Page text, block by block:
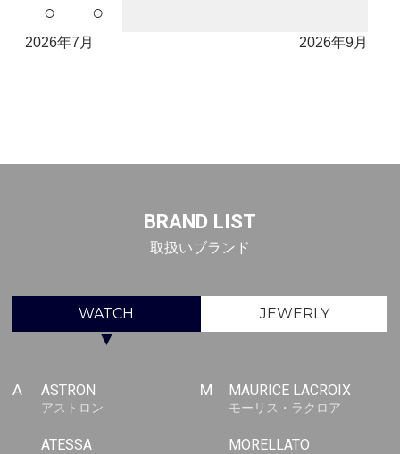
○ ○
2026年7月 2026年9月
BRAND LIST
取扱いブランド
WATCH JEWERLY
▼
A ASTRON
アストロン
ATESSA
M MAURICE LACROIX
モーリス・ラクロア
MORELLATO